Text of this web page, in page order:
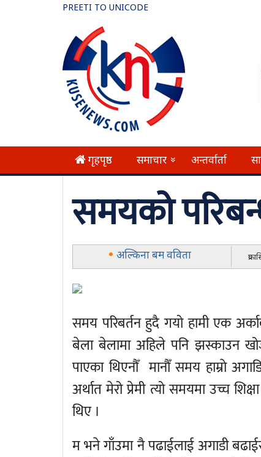
PREETI TO UNICODE
गृहपृष्ठ समाचार » अन्तर्वार्ता
समयको
अल्किना बम वविता
समय परिबर्तन हुदै गयो हामी एक
बेला बेलामा अहिले पनि झस्काउन
पाएका थिएनौँ मानाैँ समय हाम्राे
अर्थात मेरो प्रेमी त्यो समयमा उच्च
थिए ।
म भने गाँउमा नै पढाईलाई अगाडी